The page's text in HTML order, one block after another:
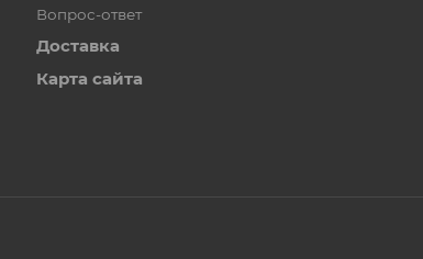
Вопрос-ответ
Доставка
Карта сайта